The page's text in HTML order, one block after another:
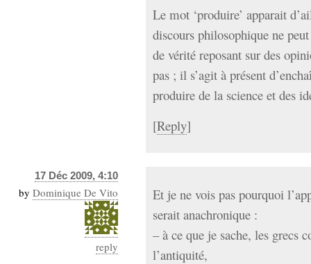
Le mot ‘produire’ apparait
discours philosophique ne
de vérité reposant sur des
pas ; il s’agit à présent
produire de la science et des
[Reply]
17 Déc 2009, 4:10
by Dominique De Vito
reply
Et je ne vois pas pourquoi
serait anachronique :
– à ce que je sache, les grecs
l’antiquité,